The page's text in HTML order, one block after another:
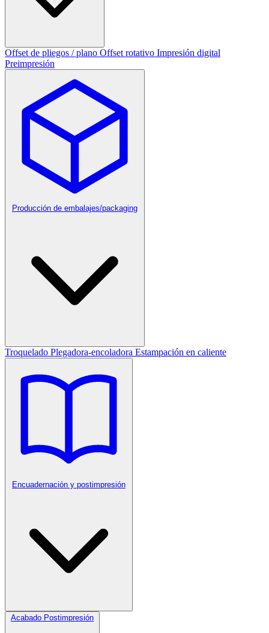
Offset de pliegos / plano Offset rotativo Impresión digital
Preimpresión
Producción de embalajes/packaging
Troquelado Plegadora-encoladora Estampación en caliente
Encuadernación y postimpresión
Acabado Postimpresión